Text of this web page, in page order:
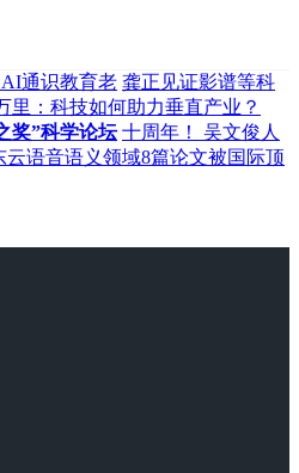
通识教育老 龚正见证影谱等科
里：科技如何助力垂直产业？
奖”科学论坛 十周年！ 吴文俊人
云语音语义领域8篇论文被国际顶